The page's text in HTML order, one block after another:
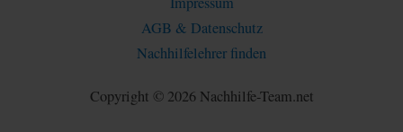
AGB & Datenschutz
Nachhilfelehrer finden
Copyright © 2026 Nachhilfe-Team.net